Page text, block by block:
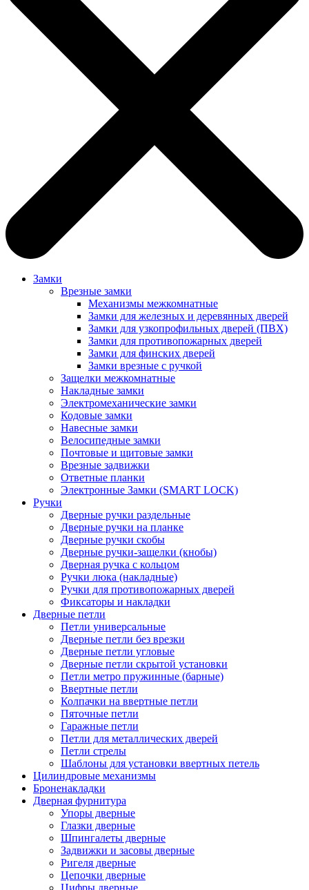
Замки
Врезные замки
Механизмы межкомнатные
Замки для железных и деревянных дверей
Замки для узкопрофильных дверей (ПВХ)
Замки для противопожарных дверей
Замки для финских дверей
Замки врезные с ручкой
Защелки межкомнатные
Накладные замки
Электромеханические замки
Кодовые замки
Навесные замки
Велосипедные замки
Почтовые и щитовые замки
Врезные задвижки
Ответные планки
Электронные Замки (SMART LOCK)
Ручки
Дверные ручки раздельные
Дверные ручки на планке
Дверные ручки скобы
Дверные ручки-защелки (кнобы)
Дверная ручка с кольцом
Ручки люка (накладные)
Ручки для противопожарных дверей
Фиксаторы и накладки
Дверные петли
Петли универсальные
Дверные петли без врезки
Дверные петли угловые
Дверные петли скрытой установки
Петли метро пружинные (барные)
Ввертные петли
Колпачки на ввертные петли
Пяточные петли
Гаражные петли
Петли для металлических дверей
Петли стрелы
Шаблоны для установки ввертных петель
Цилиндровые механизмы
Броненакладки
Дверная фурнитура
Упоры дверные
Глазки дверные
Шпингалеты дверные
Задвижки и засовы дверные
Ригеля дверные
Цепочки дверные
Цифры дверные